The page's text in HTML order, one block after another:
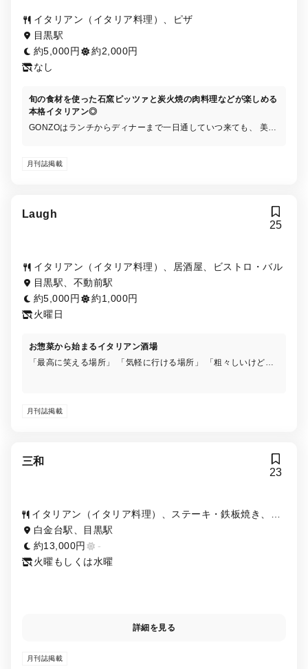
イタリアン（イタリア料理）、ピザ
目黒駅
約5,000円
約2,000円
なし
旬の食材を使った石窯ピッツァと炭火焼の肉料理などが楽しめる
本格イタリアン◎
GONZOはランチからディナーまで⼀⽇通していつ来ても、 美味
時間限定のスペシャルメニューをご⽤意しております。
月刊誌掲載
Laugh
25
イタリアン（イタリア料理）、居酒屋、ビストロ・バル
目黒駅、不動前駅
約5,000円
約1,000円
火曜日
お惣菜から始まるイタリアン酒場
「最高に笑える場所」 「気軽に行ける場所」 「粗々しいけどシ
月刊誌掲載
三和
23
イタリアン（イタリア料理）、ステーキ・鉄板焼き、ビ
ストロ・バル
白金台駅、目黒駅
約13,000円
-
火曜もしくは水曜
詳細を見る
月刊誌掲載